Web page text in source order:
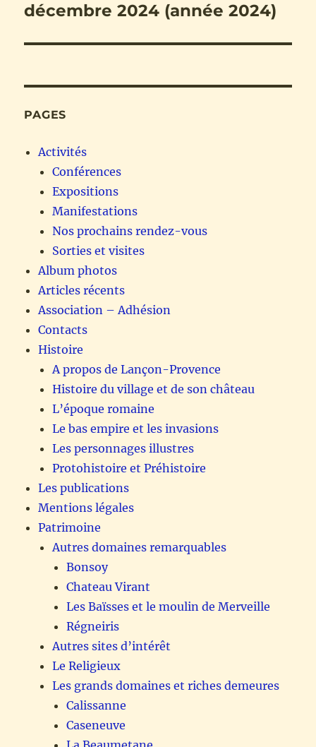
suivante :
décembre 2024 (année 2024)
PAGES
Activités
Conférences
Expositions
Manifestations
Nos prochains rendez-vous
Sorties et visites
Album photos
Articles récents
Association – Adhésion
Contacts
Histoire
A propos de Lançon-Provence
Histoire du village et de son château
L’époque romaine
Le bas empire et les invasions
Les personnages illustres
Protohistoire et Préhistoire
Les publications
Mentions légales
Patrimoine
Autres domaines remarquables
Bonsoy
Chateau Virant
Les Baïsses et le moulin de Merveille
Régneiris
Autres sites d’intérêt
Le Religieux
Les grands domaines et riches demeures
Calissanne
Caseneuve